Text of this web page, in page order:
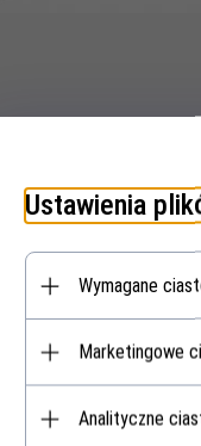
Ustawienia
Wymagane
Marketingowe
Analityczne